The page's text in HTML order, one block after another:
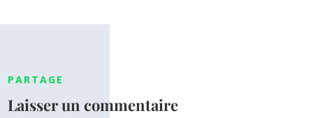
PARTAGE
Laisser un commentaire